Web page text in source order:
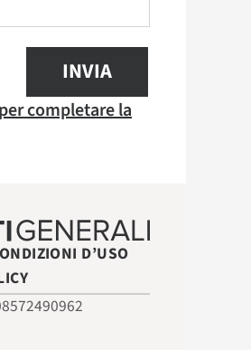
INVIA
completare la
D’USO